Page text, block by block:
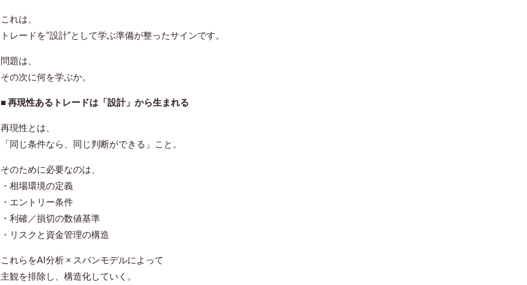
これは、
トレードを“設計”として学ぶ準備が整ったサインです。
問題は、
その次に何を学ぶか。
■ 再現性あるトレードは「設計」から生まれる
再現性とは、
「同じ条件なら、同じ判断ができる」こと。
そのために必要なのは、
・相場環境の定義
・エントリー条件
・利確／損切の数値基準
・リスクと資金管理の構造
これらをAI分析 × スパンモデルによって
主観を排除し、構造化していく。